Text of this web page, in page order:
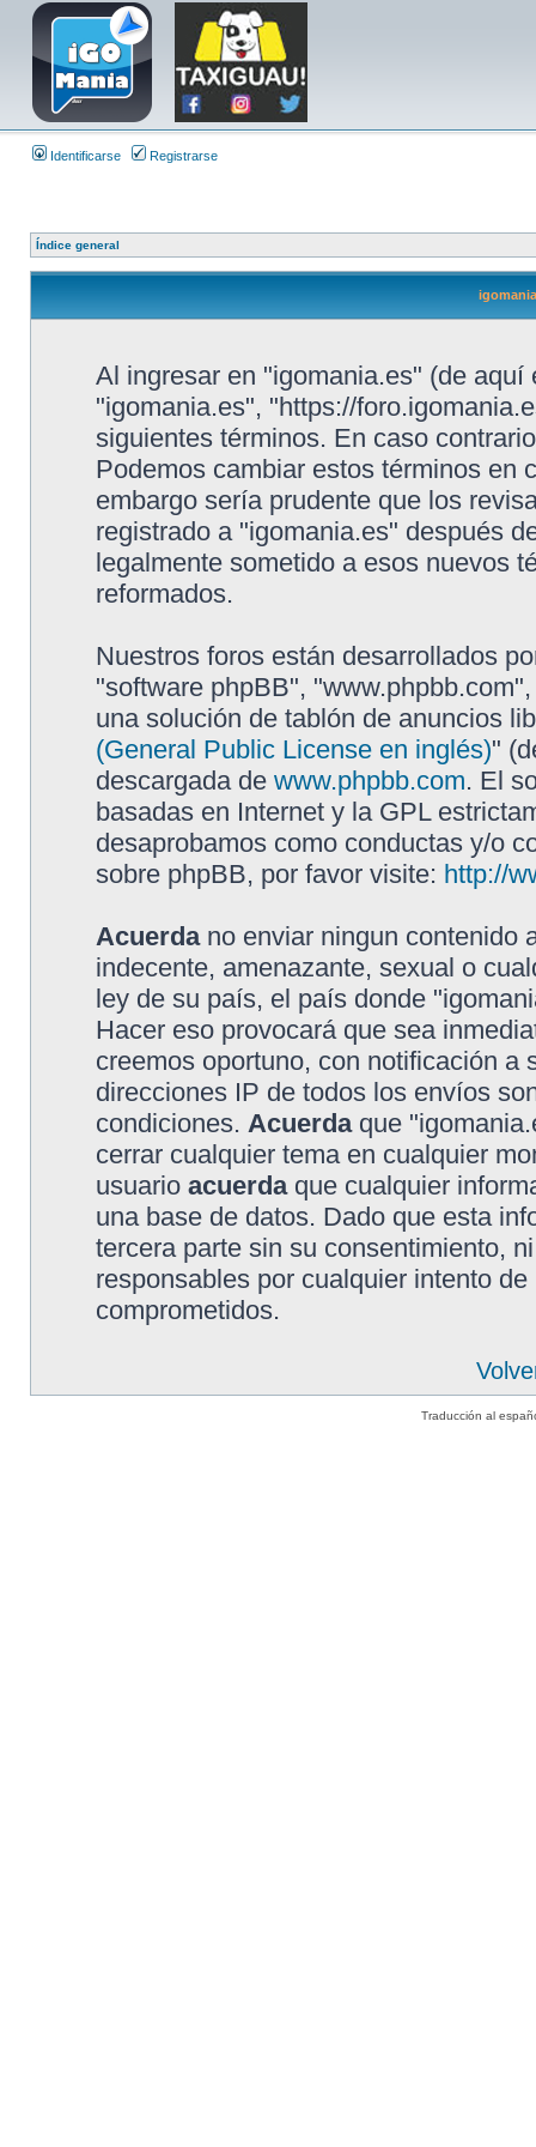
Identificarse Registrarse
Índice general
Al ingresar en "igomania.es" (de
"igomania.es", "https://
siguientes términos. En caso
Podemos cambiar estos términos en
embargo sería prudente que los
registrado a "igomania.es" después
legalmente sometido a esos nuevos
reformados.
Nuestros foros están desarrollados
"software phpBB",
una solución de tablón de anuncios
(General Public License en inglés)"
descargada de www.phpbb.com. El
basadas en Internet y la GPL
desaprobamos como conductas y/o
sobre phpBB, por favor visite: http://
Acuerdano enviar ningun contenido
indecente, amenazante, sexual o
ley de su país, el país donde
Hacer eso provocará que sea
creemos oportuno, con notificación a
direcciones IP de todos los envíos
condiciones. Acuerdaque
cerrar cualquier tema en cualquier
usuario acuerdaque cualquier
una base de datos. Dado que esta
tercera parte sin su consentimiento,
responsables por cualquier intento
comprometidos.
Traducción al